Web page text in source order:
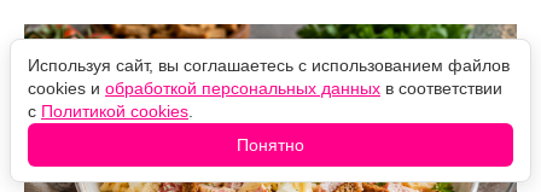
Используя сайт, вы соглашаетесь с использованием файлов
cookies и обработкой персональных данных в соответствии
с Политикой cookies
Понятно